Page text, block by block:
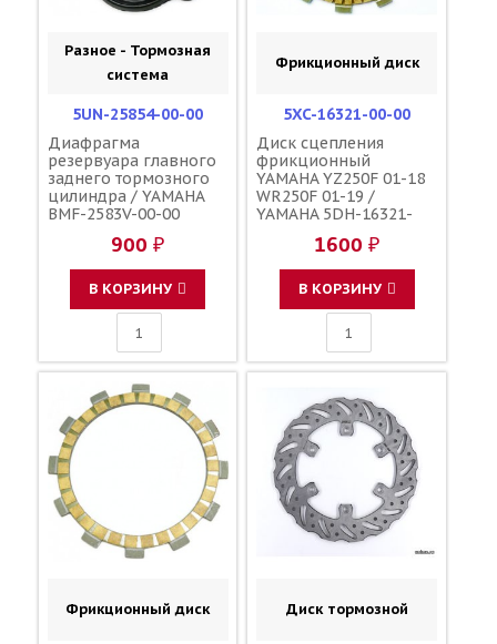
Разное - Тормозная
система
5UN-25854-00-00
Диафрагма
резервуара главного
заднего тормозного
цилиндра / YAMAHA
BMF-2583V-00-00
900 ₽
В КОРЗИНУ
Фрикционный диск
5XC-16321-00-00
Диск сцепления
фрикционный
YAMAHA YZ250F 01-18
WR250F 01-19 /
YAMAHA 5DH-16321-
1600 ₽
В КОРЗИНУ
Фрикционный диск Диск тормозной